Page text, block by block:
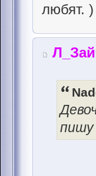
любят. )
пишу